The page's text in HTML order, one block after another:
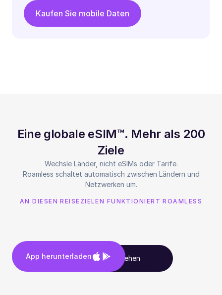
Kaufen Sie mobile Daten
Eine globale eSIM™. Mehr als 200
Ziele
Wechsle Länder, nicht eSIMs oder Tarife.
Roamless schaltet automatisch zwischen Ländern und
Netzwerken um.
AN DIESEN REISEZIELEN FUNKTIONIERT ROAMLESS
Alle Ziele ansehen
App herunterladen